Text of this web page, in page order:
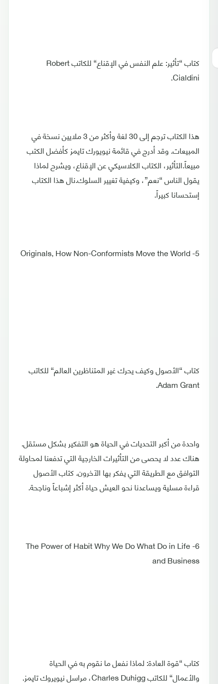
كتاب “تأثير: علم النفس في الإقناع“ للكاتب Robert
Cialdini.
هذا الكتاب ترجم إلى 30 لغة وأكثر من 3 ملايين نسخة في
المبيعات. وقد أدرج في قائمة نيويورك تايمز كأفضل الكتب
مبيعاً.التأثير، الكتاب الكلاسيكي عن الإقناع، ويشرح لماذا
يقول الناس “نعم”، وكيفية تغيير السلوك.نال هذا الكتاب
إستحسانا كبيراً.
5- Originals, How Non-Conformists Move the World
كتاب “الأصول وكيف يحرك غير المتناظرين العالم“ للكاتب
Adam Grant.
واحدة من أكبر التحديات في الحياة هو التفكير بشكل مستقل.
هناك عدد لا يحصى من التأثيرات الخارجية التي تدفعنا لمحاولة
التوافق مع الطريقة التي يفكر بها الآخرون. كتاب الأصول
قراءة مسلية ويساعدنا نحو العيش حياة أكثر إشباعاً وناجحة.
6- The Power of Habit Why We Do What Do in Life
and Business
كتاب “قوة العادة: لماذا نفعل ما نقوم به في الحياة
والأعمال“ للكاتب Charles Duhigg، مراسل نيويروك تايمز.